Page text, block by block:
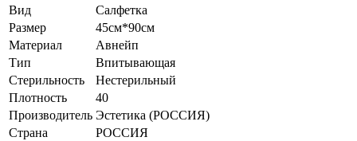
Вид
Салфетка
Размер
45см*90см
Материал
Авнейп
Тип
Впитывающая
Стерильность
Нестерильный
Плотность
40
Производитель Эстетика (РОССИЯ)
Страна
РОССИЯ